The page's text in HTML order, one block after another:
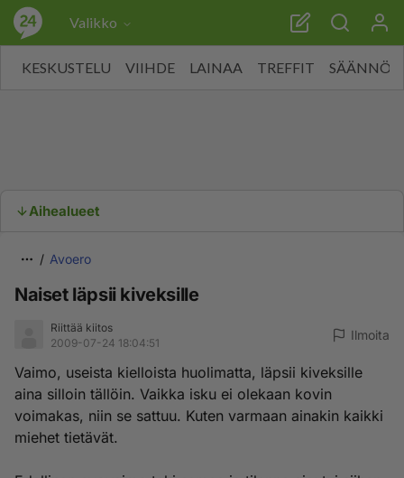
Valikko
KESKUSTELU VIIHDE LAINAA TREFFIT SÄÄNNÖT
Aihealueet
Avoero
Naiset läpsii kiveksille
Riittää kiitos
2009-07-24 18:04:51
Ilmoita
Vaimo, useista kielloista huolimatta, läpsii kiveksille
aina silloin tällöin. Vaikka isku ei olekaan kovin
voimakas, niin se sattuu. Kuten varmaan ainakin kaikki
miehet tietävät.